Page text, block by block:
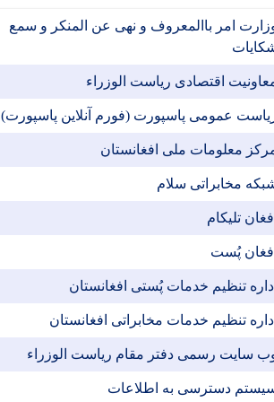
امر باالمعروف و نهی عن المنکر و سمع
اقتصادی ریاست الوزراء
عمومی پاسپورت (فورم آنلاین پاسپورت)
معلومات ملی افغانستان
مخابراتی سلام
افغان تلیکام
افغان پُست
اداره تنظیم خدمات پُستی افغانستان
اداره تنظیم خدمات مخابراتی افغانستان
سایت رسمی دفتر مقام ریاست الوزراء
دسترسی به اطلاعات